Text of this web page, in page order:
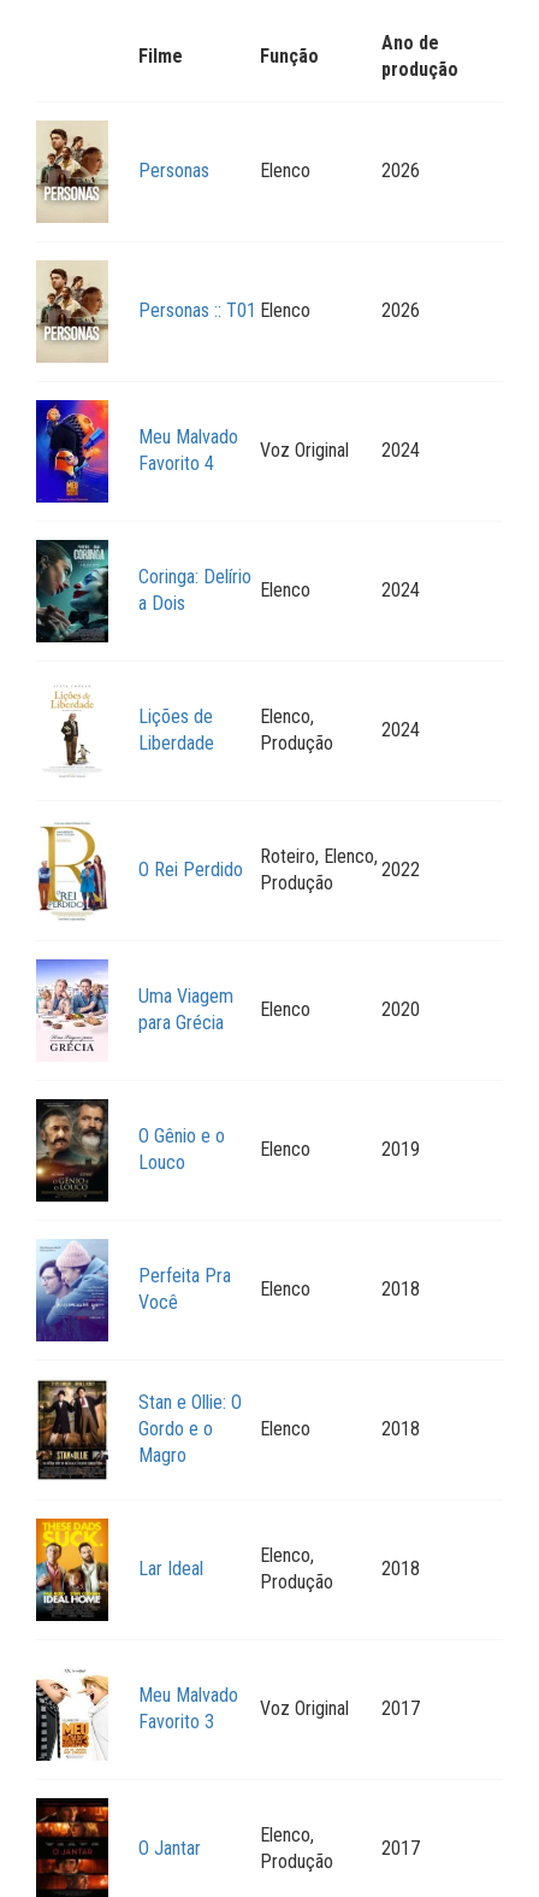
Filme Função
Ano de
produção
Personas Elenco 2026
Personas :: T01 Elenco 2026
Meu Malvado
Favorito 4
Voz Original 2024
Coringa: Delírio
a Dois
Elenco 2024
Lições de
Liberdade
Elenco,
Produção
2024
O Rei Perdido
Roteiro, Elenco,
Produção
2022
Uma Viagem
para Grécia
Elenco 2020
O Gênio e o
Louco
Elenco 2019
Perfeita Pra
Você
Elenco 2018
Stan e Ollie: O
Gordo e o
Magro
Elenco 2018
Lar Ideal
Elenco,
Produção
2018
Meu Malvado
Favorito 3
Voz Original 2017
O Jantar
Elenco,
Produção
2017